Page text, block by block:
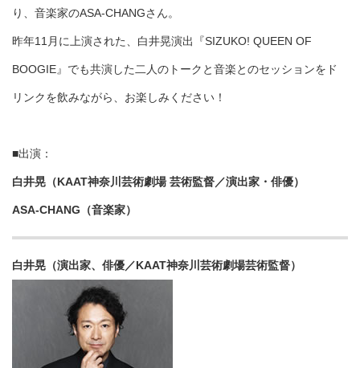
り、音楽家のASA-CHANGさん。
昨年11月に上演された、白井晃演出『SIZUKO! QUEEN OF
BOOGIE』でも共演した二人のトークと音楽とのセッションをド
リンクを飲みながら、お楽しみください！
■出演：
白井晃（KAAT神奈川芸術劇場 芸術監督／演出家・俳優）
ASA-CHANG （音楽家）
白井晃（演出家、俳優／KAAT神奈川芸術劇場芸術監督）